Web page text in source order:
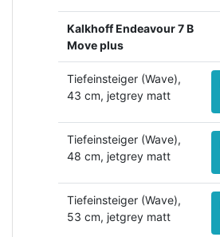
Kalkhoff Endeavour 7 B
Move plus
Tiefeinsteiger (Wave),
43 cm, jetgrey matt
Tiefeinsteiger (Wave),
48 cm, jetgrey matt
Tiefeinsteiger (Wave),
53 cm, jetgrey matt